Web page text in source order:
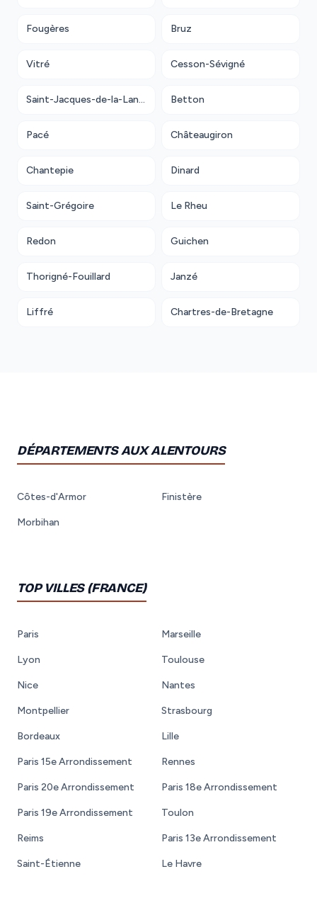
Fougères Bruz
Vitré Cesson-Sévigné
Saint-Jacques-de-la-Lande Betton
Pacé Châteaugiron
Chantepie Dinard
Saint-Grégoire Le Rheu
Redon Guichen
Thorigné-Fouillard Janzé
Liffré Chartres-de-Bretagne
DÉPARTEMENTS AUX ALENTOURS
Côtes-d'Armor Finistère
Morbihan
TOP VILLES (FRANCE)
Paris Marseille
Lyon Toulouse
Nice Nantes
Montpellier Strasbourg
Bordeaux Lille
Paris 15e Arrondissement Rennes
Paris 20e Arrondissement Paris 18e Arrondissement
Paris 19e Arrondissement Toulon
Reims Paris 13e Arrondissement
Saint-Étienne Le Havre